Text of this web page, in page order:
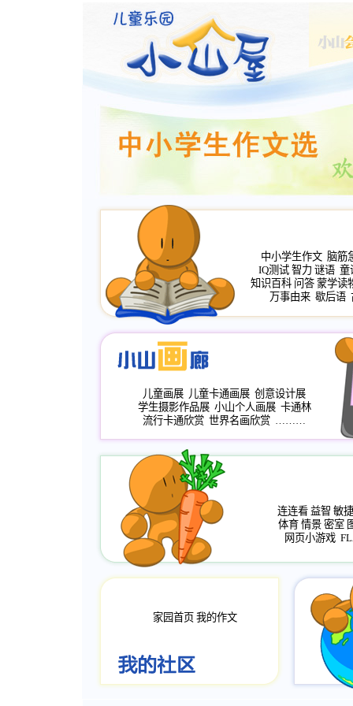
中小学生作文 脑筋
IQ测试 智力 谜语 童
知识百科 问答 蒙学读
万事由来 歇后语
儿童画展 儿童卡通画展 创意设计展
学生摄影作品展 小山个人画展 卡通林
流行卡通欣赏 世界名画欣赏 ………
连连看 益智 敏捷
体育 情景 密室
网页小游戏
家园首页 我的作文